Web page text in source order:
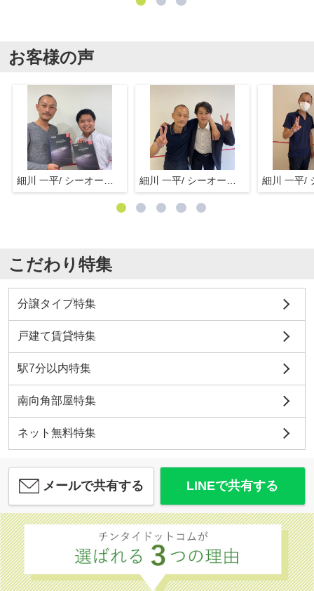
お客様の声
こだわり特集
分譲タイプ特集
戸建て賃貸特集
駅7分以内特集
南向角部屋特集
ネット無料特集
メールで共有する LINEで共有する